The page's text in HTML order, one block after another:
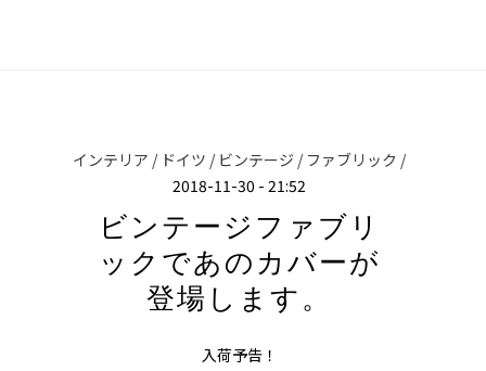
インテリア / ドイツ / ビンテージ / ファブリック /
2018-11-30 - 21:52
ビンテージファブリ
ックであのカバーが
登場します。
入荷予告！